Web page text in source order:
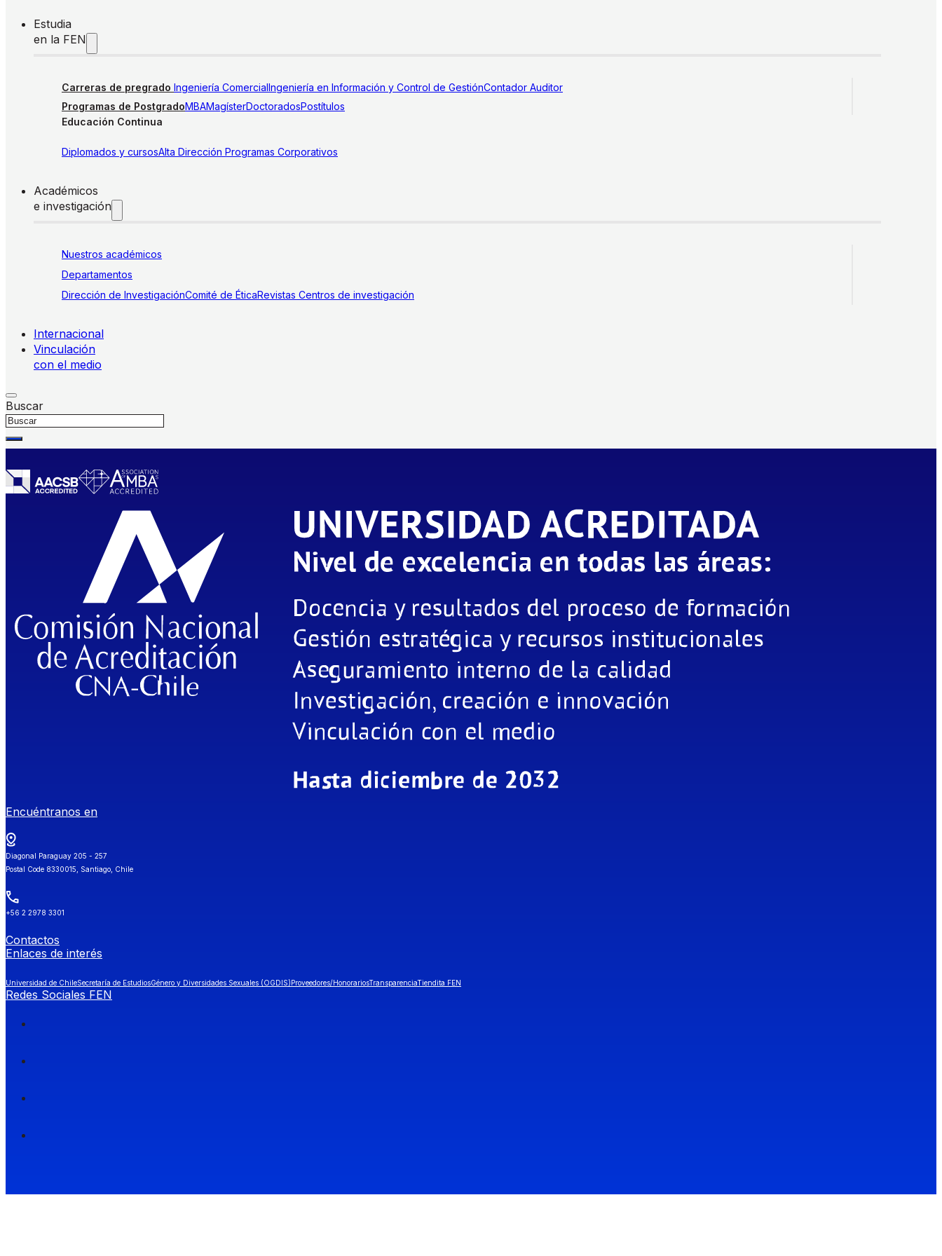
Estudia
en la FEN
Carreras de pregrado Ingeniería ComercialIngeniería en Información y Control de GestiónContador Auditor
Programas de PostgradoMBAMagísterDoctoradosPostítulos
Educación Continua
Diplomados y cursosAlta Dirección Programas Corporativos
Académicos
e investigación
Nuestros académicos
Departamentos
Dirección de InvestigaciónComité de ÉticaRevistas Centros de investigación
Internacional
Vinculación
con el medio
Buscar
Encuéntranos en
Diagonal Paraguay 205 - 257
Postal Code 8330015, Santiago, Chile
+56 2 2978 3301
Contactos
Enlaces de interés
Universidad de ChileSecretaría de EstudiosGénero y Diversidades Sexuales (OGDIS)Proveedores/HonorariosTransparenciaTiendita FEN
Redes Sociales FEN